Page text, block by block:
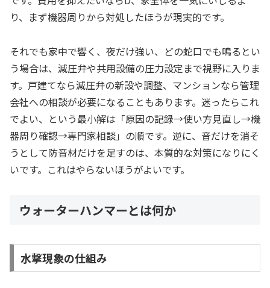
り、まず機器周りから対処したほうが現実的です。
それでも家中で響く、夜だけ強い、どの蛇口でも鳴るとい
う場合は、減圧弁や共用設備の圧力設定まで視野に入りま
す。戸建てなら減圧弁の新設や調整、マンションなら管理
会社への相談が必要になることもあります。迷ったらこれ
でよい、という最小解は「原因の記録→使い方見直し→機
器周り確認→専門家相談」の順です。逆に、音だけを消そ
うとして防音材だけを足すのは、本質的な対策になりにく
いです。これはやらないほうがよいです。
ウォーターハンマーとは何か
水撃現象の仕組み